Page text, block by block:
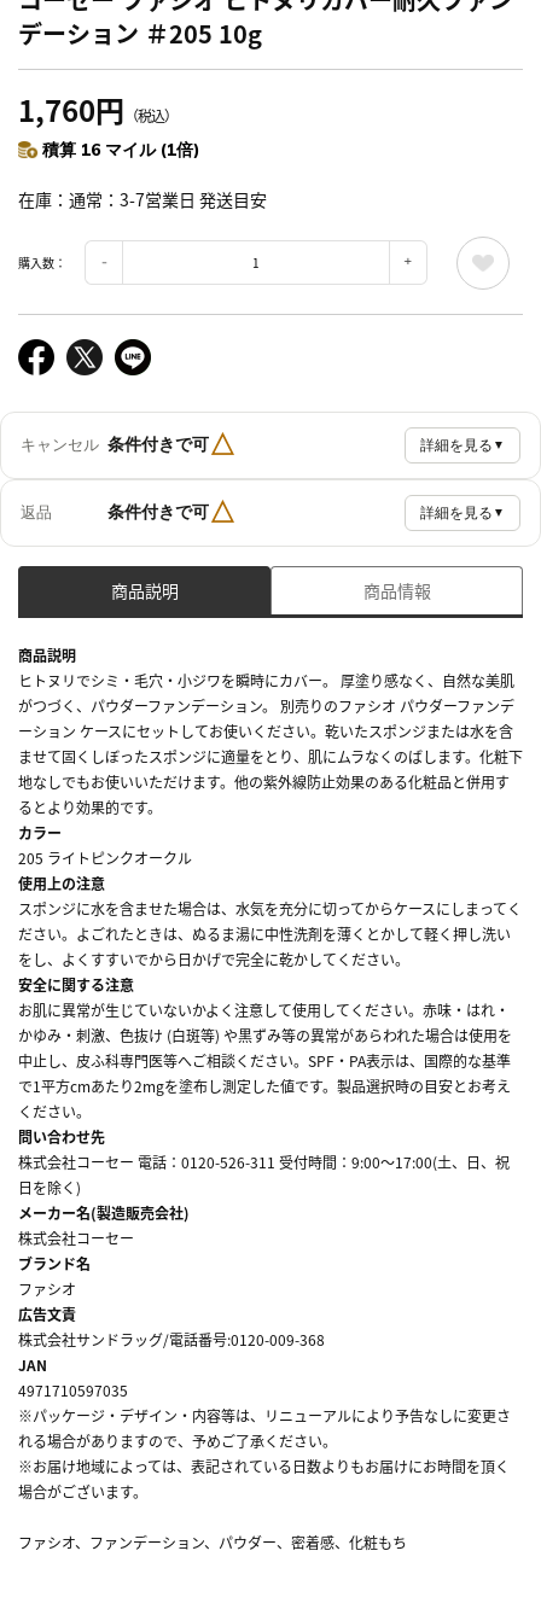
デーション ＃205 10g
1,760円 （税込）
積算 16 マイル (1倍)
在庫 通常：3-7営業日 発送目安
購入数：
キャンセル 条件付きで可△ 詳細を見る ▼
返品 条件付きで可△ 詳細を見る ▼
商品説明 商品情報
商品説明
ヒトヌリでシミ・毛穴・小ジワを瞬時にカバー。 厚塗り感なく、自然な美肌
がつづく、パウダーファンデーション。 別売りのファシオ パウダーファンデ
ーション ケースにセットしてお使いください。乾いたスポンジまたは水を含
ませて固くしぼったスポンジに適量をとり、肌にムラなくのばします。化粧下
地なしでもお使いいただけます。他の紫外線防止効果のある化粧品と併用す
るとより効果的です。
カラー
205 ライトピンクオークル
使用上の注意
スポンジに水を含ませた場合は、水気を充分に切ってからケースにしまってく
ださい。よごれたときは、ぬるま湯に中性洗剤を薄くとかして軽く押し洗い
をし、よくすすいでから日かげで完全に乾かしてください。
安全に関する注意
お肌に異常が生じていないかよく注意して使用してください。赤味・はれ・
かゆみ・刺激、色抜け (白斑等) や黒ずみ等の異常があらわれた場合は使用を
中止し、皮ふ科専門医等へご相談ください。SPF・PA表示は、国際的な基準
で1平方cmあたり2mgを塗布し測定した値です。製品選択時の目安とお考え
ください。
問い合わせ先
株式会社コーセー 電話：0120-526-311 受付時間：9:00～17:00(土、日、祝
日を除く)
メーカー名(製造販売会社)
株式会社コーセー
ブランド名
ファシオ
広告文責
株式会社サンドラッグ/電話番号:0120-009-368
JAN
4971710597035
※パッケージ・デザイン・内容等は、リニューアルにより予告なしに変更さ
れる場合がありますので、予めご了承ください。
※お届け地域によっては、表記されている日数よりもお届けにお時間を頂く
場合がございます。
ファシオ、ファンデーション、パウダー、密着感、化粧もち